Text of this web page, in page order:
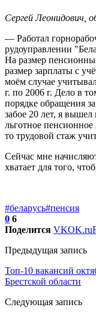
Сергей Леонидович,
— Работал
рудоуправлении
На размер
размер зарплаты с
моём случае
г. по 2006 г. Дело в
порядке обращения
забое 20 лет, я
льготное
то трудовой стаж
Сейчас мне
хватает для того,
#беларусь#пенсия
0 6
Поделится VKOK.ru
Предыдущая запись
Топ-10 вакансий
Брестской области
Следующая запись